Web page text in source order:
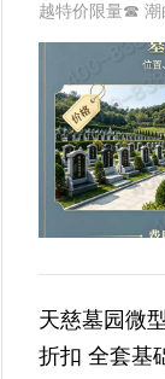
越特价限量☎ 潮
在现代社会，人
渐发生改变。随
身后事的安排也
天慈墓园微
折扣 全套基